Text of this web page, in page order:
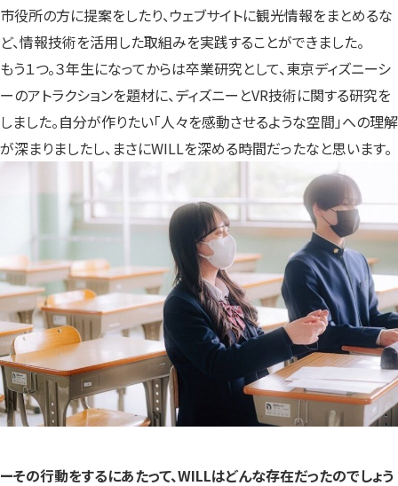
市役所の方に提案をしたり、ウェブサイトに観光情報をまとめるな
ど、情報技術を活用した取組みを実践することができました。
もう１つ。３年生になってからは卒業研究として、東京ディズニーシ
ーのアトラクションを題材に、ディズニーとVR技術に関する研究を
しました。自分が作りたい「人々を感動させるような空間」への理解
が深まりましたし、まさにWILLを深める時間だったなと思います。
ーその行動をするにあたって、WILLはどんな存在だったのでしょう